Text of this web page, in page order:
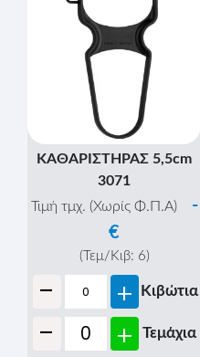
ΚΑΘΑΡΙΣΤΗΡΑΣ 5,5cm
3071
Τιμή τμχ. (Χωρίς Φ.Π.Α)
-
€
(Τεμ/Κιβ: 6)
- + Κιβώτια
- + Τεμάχια